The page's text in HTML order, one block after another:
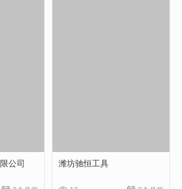
公司 潍坊驰恒工具